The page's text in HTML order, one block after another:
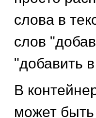
слова в
слов
"добавить
В
может быть